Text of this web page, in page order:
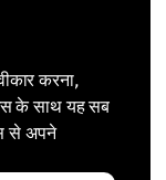
करना,
के साथ यह सब
से अपने